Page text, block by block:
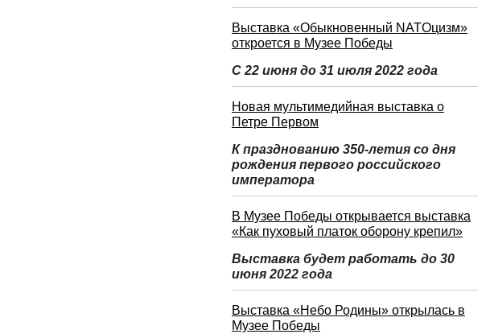
Выставка «Обыкновенный NATOцизм»
откроется в Музее Победы
С 22 июня до 31 июля 2022 года
Новая мультимедийная выставка о
Петре Первом
К празднованию 350-летия со дня
рождения первого российского
императора
В Музее Победы открывается выставка
«Как пуховый платок оборону крепил»
Выставка будет работать до 30
июня 2022 года
Выставка «Небо Родины» открылась в
Музее Победы